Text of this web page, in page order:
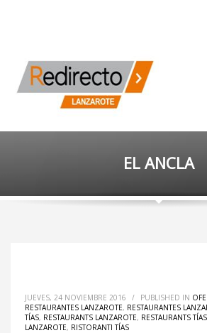
EL ANCLA
JUEVES, 24 NOVIEMBRE 2016 / PUBLISHED IN
RESTAURANTES LANZAROTE, RESTAURANTES
TÍAS, RESTAURANTS LANZAROTE, RESTAURANTS TÍAS
LANZAROTE, RISTORANTI TÍAS